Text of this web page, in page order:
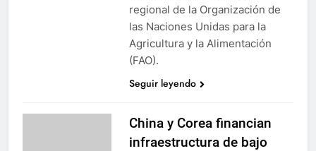
regional de la Organización de
las Naciones Unidas para la
Agricultura y la Alimentación
(FAO).
Seguir leyendo
China y Corea financian
infraestructura de bajo